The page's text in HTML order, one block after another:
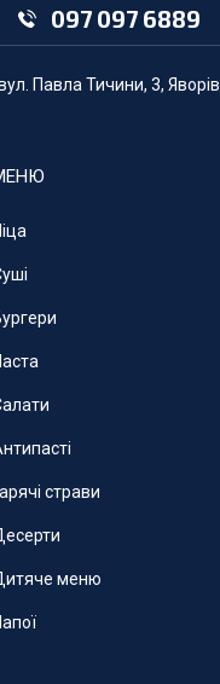
097 097 6889
Павла Тичини, 3, Яворів
страви
меню